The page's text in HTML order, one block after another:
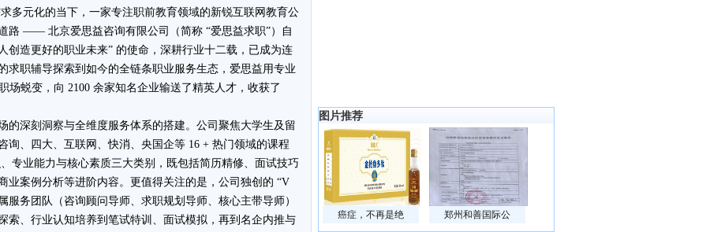
多元化的当下，一家专注职前教育领域的新锐互联网教育公
路 —— 北京爱思益咨询有限公司（简称 “爱思益求职”）自
创造更好的职业未来” 的使命，深耕行业十二载，已成为连
求职辅导探索到如今的全链条职业服务生态，爱思益用专业
场蜕变，向 2100 余家知名企业输送了精英人才，收获了
的深刻洞察与全维度服务体系的搭建。公司聚焦大学生及留
询、四大、互联网、快消、央国企等 16 + 热门领域的课程
专业能力与核心素质三大类别，既包括简历精修、面试技巧
业案例分析等进阶内容。更值得关注的是，公司独创的 “V
服务团队（咨询顾问导师、求职规划导师、核心主带导师）
索、行业认知培养到笔试特训、面试模拟，再到名企内推与
图片推荐
癌症，不再是绝 郑州和善国际公